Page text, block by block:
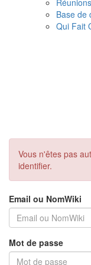
Base de
Qui Fait
Vous n'êtes pas
identifier.
Email ou NomWiki
Mot de passe